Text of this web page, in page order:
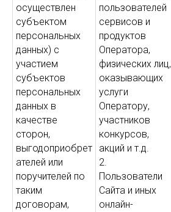
осуществлен
субъектом
персональных
данных) с
участием
субъектов
персональных
данных в
качестве
сторон,
выгодоприобрет
ателей или
поручителей по
таким
договорам,
пользователей
сервисов и
продуктов
Оператора,
физических лиц,
оказывающих
услуги
Оператору,
участников
конкурсов,
акций и т.д.
2.
Пользователи
Сайта и иных
онлайн-